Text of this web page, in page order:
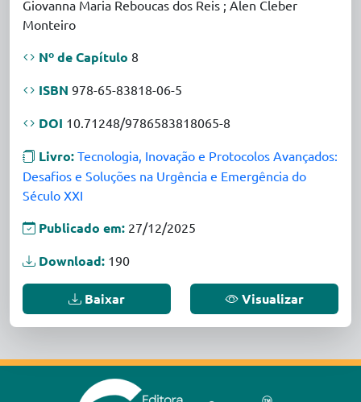
Giovanna Maria Reboucas dos Reis ; Alen Cleber
Monteiro
Nº de Capítulo 8
ISBN 978-65-83818-06-5
DOI 10.71248/9786583818065-8
Livro: Tecnologia, Inovação e Protocolos Avançados:
Desafios e Soluções na Urgência e Emergência do
Século XXI
Publicado em: 27/12/2025
Download: 190
Baixar Visualizar